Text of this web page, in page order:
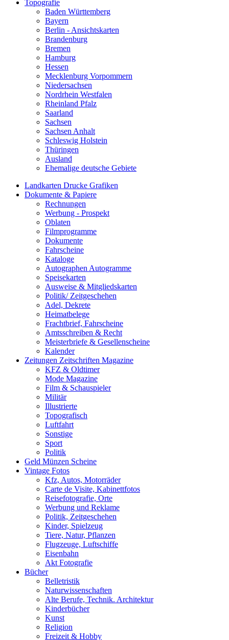
Topografie
Baden Württemberg
Bayern
Berlin - Ansichtskarten
Brandenburg
Bremen
Hamburg
Hessen
Mecklenburg Vorpommern
Niedersachsen
Nordrhein Westfalen
Rheinland Pfalz
Saarland
Sachsen
Sachsen Anhalt
Schleswig Holstein
Thüringen
Ausland
Ehemalige deutsche Gebiete
Landkarten Drucke Grafiken
Dokumente & Papiere
Rechnungen
Werbung - Prospekt
Oblaten
Filmprogramme
Dokumente
Fahrscheine
Kataloge
Autographen Autogramme
Speisekarten
Ausweise & Mitgliedskarten
Politik/ Zeitgeschehen
Adel, Dekrete
Heimatbelege
Frachtbrief, Fahrscheine
Amtsschreiben & Recht
Meisterbriefe & Gesellenscheine
Kalender
Zeitungen Zeitschriften Magazine
KFZ & Oldtimer
Mode Magazine
Film & Schauspieler
Militär
Illustrierte
Topografisch
Luftfahrt
Sonstige
Sport
Politik
Geld Münzen Scheine
Vintage Fotos
Kfz, Autos, Motorräder
Carte de Visite, Kabinettfotos
Reisefotografie, Orte
Werbung und Reklame
Politik, Zeitgeschehen
Kinder, Spielzeug
Tiere, Natur, Pflanzen
Flugzeuge, Luftschiffe
Eisenbahn
Akt Fotografie
Bücher
Belletristik
Naturwissenschaften
Alte Berufe, Technik. Architektur
Kinderbücher
Kunst
Religion
Freizeit & Hobby